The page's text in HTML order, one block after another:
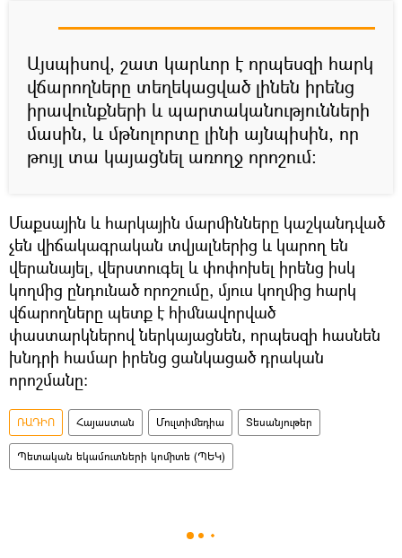
Այսպիսով, շատ կարևոր է որպեսզի հարկ
վճարողները տեղեկացված լինեն իրենց
իրավունքների և պարտականությունների
մասին, և մթնոլորտը լինի այնպիսին, որ
թույլ տա կայացնել առողջ որոշում:
Մաքսային և հարկային մարմինները կաշկանդված
չեն վիճակագրական տվյալներից և կարող են
վերանայել, վերստուգել և փոփոխել իրենց իսկ
կողմից ընդունած որոշումը, մյուս կողմից հարկ
վճարողները պետք է հիմնավորված
փաստարկներով ներկայացնեն, որպեսզի հասնեն
խնդրի համար իրենց ցանկացած դրական
որոշմանը:
ՌԱԴԻՈ Հայաստան Մուլտիմեդիա Տեսանյութեր
Պետական եկամուտների կոմիտե (ՊԵԿ)